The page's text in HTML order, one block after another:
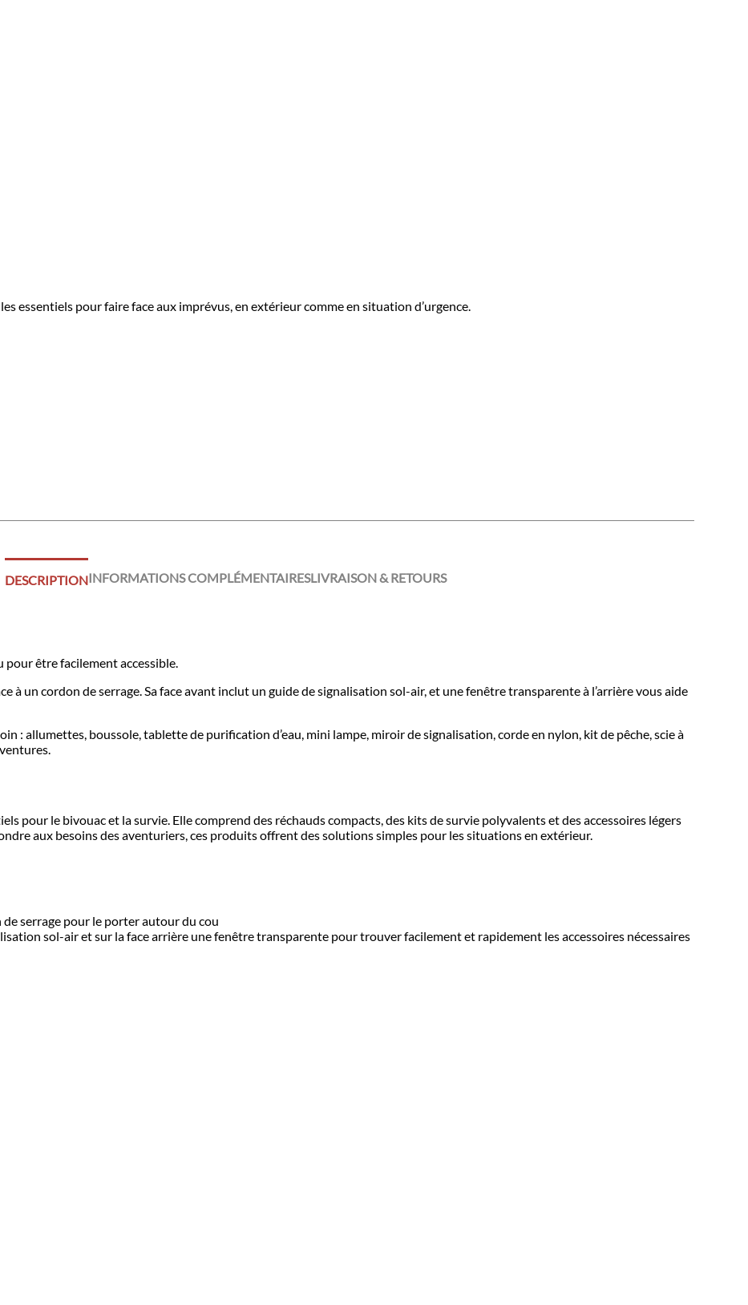
essentiels pour faire face aux imprévus, en extérieur comme en situation d’urgence.
DESCRIPTIONINFORMATIONS COMPLÉMENTAIRESLIVRAISON & RETOURS
pour être facilement accessible.
à un cordon de serrage. Sa face avant inclut un guide de signalisation sol-air, et une fenêtre transparente à l’arrière vous aide
: allumettes, boussole, tablette de purification d’eau, mini lampe, miroir de signalisation, corde en nylon, kit de pêche, scie à
pour le bivouac et la survie. Elle comprend des réchauds compacts, des kits de survie polyvalents et des accessoires légers
aux besoins des aventuriers, ces produits offrent des solutions simples pour les situations en extérieur.
serrage pour le porter autour du cou
sol-air et sur la face arrière une fenêtre transparente pour trouver facilement et rapidement les accessoires nécessaires